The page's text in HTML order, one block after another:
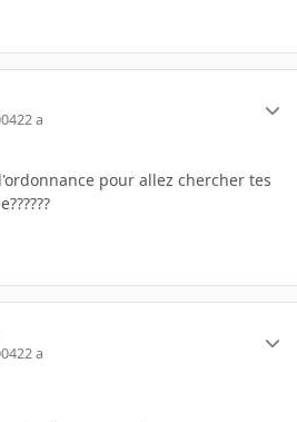
22 a
pour allez chercher tes
22 a